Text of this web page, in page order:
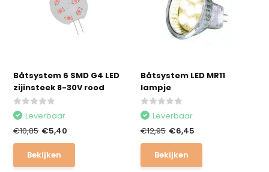
Båtsystem 6 SMD G4 LED
zijinsteek 8-30V rood
Leverbaar
€10,85 €5,40
Bekijken
Båtsystem LED MR11
lampje
Leverbaar
€12,95 €6,45
Bekijken